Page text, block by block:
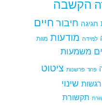
הקשבה
חגיגה חיבור חיים
למידה מודעות מוות
משמעות
פחד פרשנות ציטוט
רגשות שינוי
תקשורת